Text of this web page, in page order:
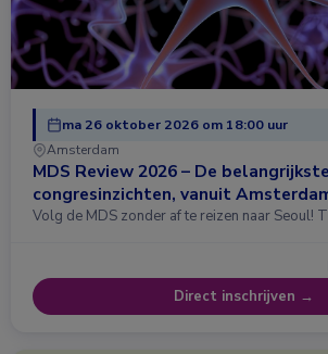
ma 26 oktober 2026 om 18:00 uur
Amsterdam
MDS Review 2026 – De belangrijkste
congresinzichten, vanuit
Volg de MDS zonder af te reizen naar Seoul!
Direct inschrijven →